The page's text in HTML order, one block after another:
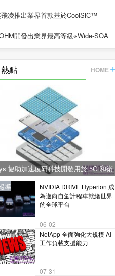
凌推出業界首款基於CoolSiC™
開發出業界最高等級※Wide-SOA
點 HOME
協助加速稜研科技開發用於 5G 和衛
星通訊的下一代毫米波技術
NVIDIA DRIVE Hyperion 成
為邁向自駕計程車就緒世界
的全球平台
06-02
NetApp 全面強化大規模 AI
工作負載支援能力
07-31
導
導